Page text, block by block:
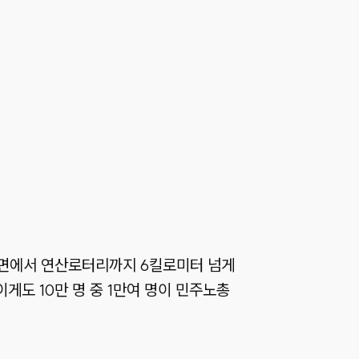
에서 연산로터리까지 6킬로미터 넘게
도 10만 명 중 1만여 명이 민주노총